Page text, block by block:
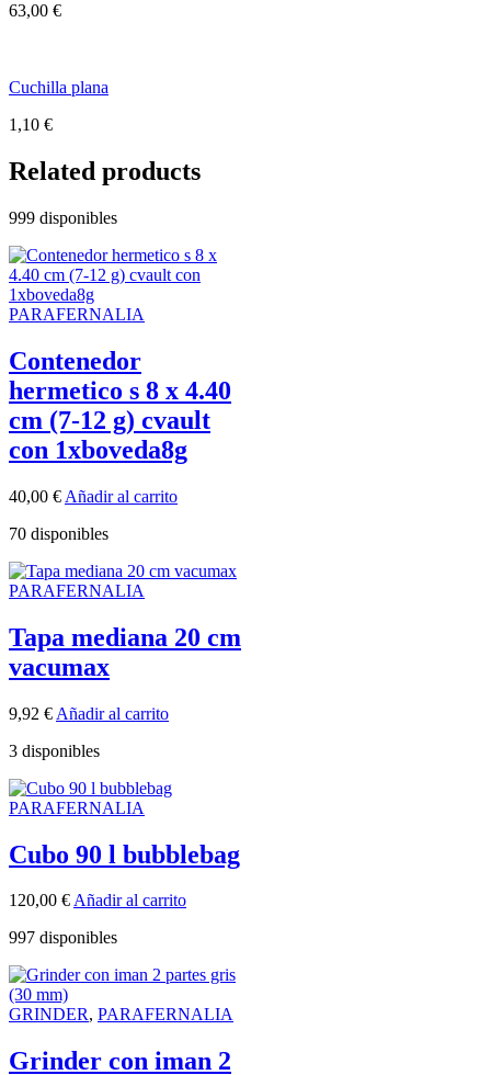
63,00 €
Cuchilla plana
1,10 €
Related products
999 disponibles
PARAFERNALIA
Contenedor
hermetico s 8 x 4.40
cm (7-12 g) cvault
con 1xboveda8g
40,00 € Añadir al carrito
70 disponibles
PARAFERNALIA
Tapa mediana 20 cm
vacumax
9,92 € Añadir al carrito
3 disponibles
PARAFERNALIA
Cubo 90 l bubblebag
120,00 €Añadir al carrito
997 disponibles
GRINDER, PARAFERNALIA
Grinder con iman 2